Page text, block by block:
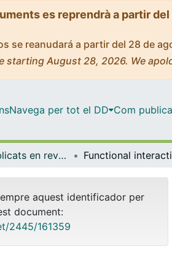
es reprendrà a partir
se reanudará a partir del 28 de
August 28, 2026. We
Navega per tot el DD Com
Articles publicats en revistes (Psicologia Social i Psicologia Quantitativa)
aquest identificador per
document:
2445/161359